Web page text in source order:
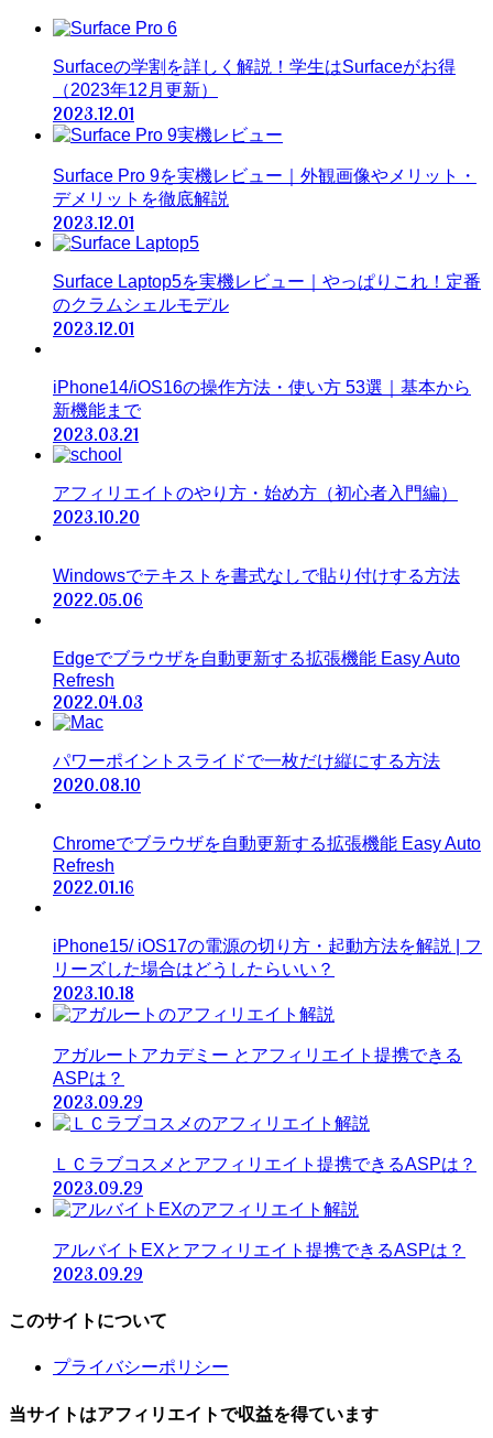
Surfaceの学割を詳しく解説！学生はSurfaceがお得
（2023年12月更新）
2023.12.01
Surface Pro 9を実機レビュー｜外観画像やメリット・
デメリットを徹底解説
2023.12.01
Surface Laptop5を実機レビュー｜やっぱりこれ！定番
のクラムシェルモデル
2023.12.01
iPhone14/iOS16の操作方法・使い方 53選｜基本から
新機能まで
2023.03.21
アフィリエイトのやり方・始め方（初心者入門編）
2023.10.20
Windowsでテキストを書式なしで貼り付けする方法
2022.05.06
Edgeでブラウザを自動更新する拡張機能 Easy Auto
Refresh
2022.04.03
パワーポイントスライドで一枚だけ縦にする方法
2020.08.10
Chromeでブラウザを自動更新する拡張機能 Easy Auto
Refresh
2022.01.16
iPhone15/ iOS17の電源の切り方・起動方法を解説 | フ
リーズした場合はどうしたらいい？
2023.10.18
アガルートアカデミー とアフィリエイト提携できる
ASPは？
2023.09.29
ＬＣラブコスメとアフィリエイト提携できるASPは？
2023.09.29
アルバイトEXとアフィリエイト提携できるASPは？
2023.09.29
このサイトについて
プライバシーポリシー
当サイトはアフィリエイトで収益を得ています